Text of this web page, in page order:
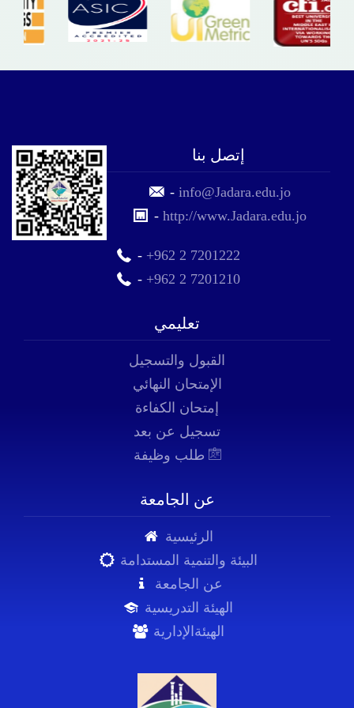
إتصل بنا
-info@Jadara.edu.jo
-http://www.Jadara.edu.jo
- +962 2 7201222
- +962 2 7201210
تعليمي
القبول والتسجيل
الإمتحان النهائي
إمتحان الكفاءة
تسجيل عن بعد
عن الجامعة
الرئيسية
البيئة والتنمية المستدامة
عن الجامعة
الهيئة التدريسية
الهيئةالإدارية